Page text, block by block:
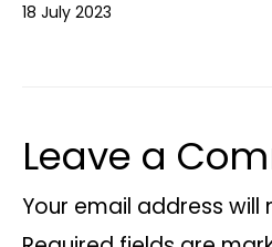
18 July 2023
Leave a
Your email address will